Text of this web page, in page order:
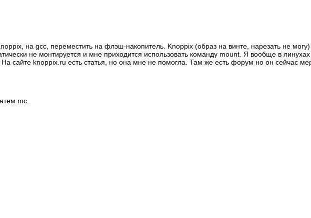
на gcc, переместить на флэш-накопитель. Knoppix (образ на винте, нарезать не
не монтируется и мне приходится использовать команду mount. Я вообще в
сайте knoppix.ru есть статья, но она мне не помогла. Там же есть форум но он сейчас
mc.